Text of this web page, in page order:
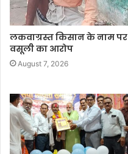
लकवाग्रस्त किसान के नाम पर
वसूली का आरोप
August 7, 2026